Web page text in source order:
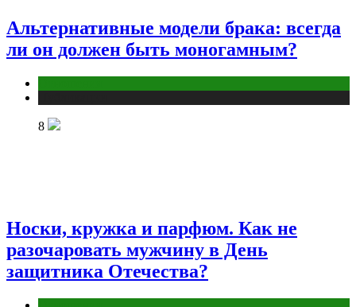
Альтернативные модели брака: всегда
ли он должен быть моногамным?
8
Носки, кружка и парфюм. Как не
разочаровать мужчину в День
защитника Отечества?